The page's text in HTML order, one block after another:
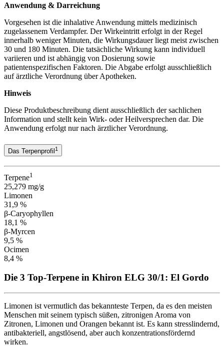
Anwendung & Darreichung
Vorgesehen ist die inhalative Anwendung mittels medizinisch
zugelassenem Verdampfer. Der Wirkeintritt erfolgt in der Regel
innerhalb weniger Minuten, die Wirkungsdauer liegt meist zwischen
30 und 180 Minuten. Die tatsächliche Wirkung kann individuell
variieren und ist abhängig von Dosierung sowie
patientenspezifischen Faktoren. Die Abgabe erfolgt ausschließlich
auf ärztliche Verordnung über Apotheken.
Hinweis
Diese Produktbeschreibung dient ausschließlich der sachlichen
Information und stellt kein Wirk- oder Heilversprechen dar. Die
Anwendung erfolgt nur nach ärztlicher Verordnung.
Das Terpenprofil1
Terpene1
25,279 mg/g
Limonen
31,9 %
β-Caryophyllen
18,1 %
β-Myrcen
9,5 %
Ocimen
8,4 %
Die 3 Top-Terpene in Khiron ELG 30/1: El Gordo
Limonen ist vermutlich das bekannteste Terpen, da es den meisten
Menschen mit seinem typisch süßen, zitronigen Aroma von
Zitronen, Limonen und Orangen bekannt ist. Es kann stresslindernd,
antibakteriell, angstlösend, aber auch konzentrationsfördernd
wirken.